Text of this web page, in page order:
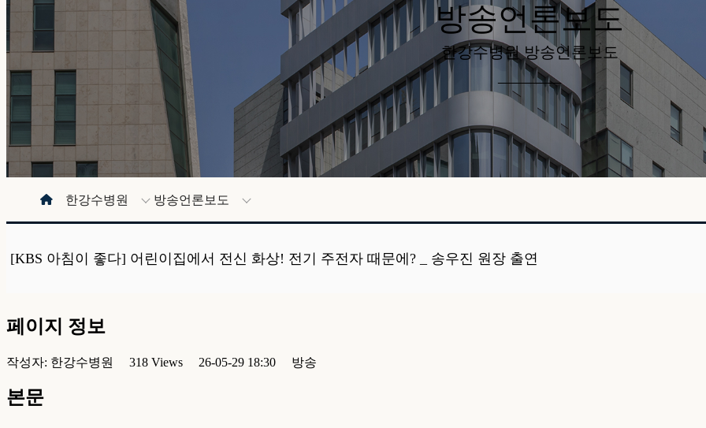
방송언론보도
한강수병원 방송언론보도
________
한강수병원 방송언론보도
[KBS 아침이 좋다] 어린이집에서 전신 화상! 전기 주전자 때문에? _ 송우진 원장 출연
페이지 정보
작성자: 한강수병원 318 Views 26-05-29 18:30 방송
본문